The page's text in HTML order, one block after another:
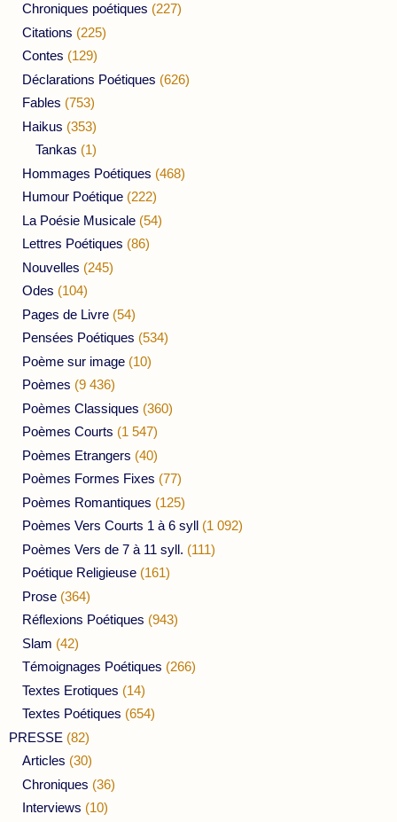
Chroniques poétiques (227)
Citations (225)
Contes (129)
Déclarations Poétiques (626)
Fables (753)
Haikus (353)
Tankas (1)
Hommages Poétiques (468)
Humour Poétique (222)
La Poésie Musicale (54)
Lettres Poétiques (86)
Nouvelles (245)
Odes (104)
Pages de Livre (54)
Pensées Poétiques (534)
Poème sur image (10)
Poèmes (9 436)
Poèmes Classiques (360)
Poèmes Courts (1 547)
Poèmes Etrangers (40)
Poèmes Formes Fixes (77)
Poèmes Romantiques (125)
Poèmes Vers Courts 1 à 6 syll (1 092)
Poèmes Vers de 7 à 11 syll. (111)
Poétique Religieuse (161)
Prose (364)
Réflexions Poétiques (943)
Slam (42)
Témoignages Poétiques (266)
Textes Erotiques (14)
Textes Poétiques (654)
PRESSE (82)
Articles (30)
Chroniques (36)
Interviews (10)